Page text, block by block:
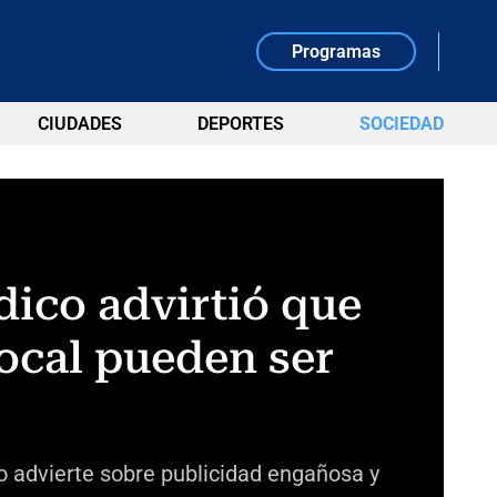
Programas
CIUDADES DEPORTES SOCIEDAD
advirtió que
pueden ser
sobre publicidad engañosa y